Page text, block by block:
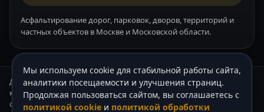
Асфальтирование дорог, парковок, дворов, территорий и
частных объектов в Москве и Московской области.
Данный интернет-сайт носит информационный характер и ни при
каких условиях не является публичной офертой, которая
определяется положениями Статьи 437 (2) Гражданского кодекса РФ.
Мы используем cookie для стабильной работы сайта,
аналитики посещаемости и улучшения страниц.
Продолжая пользоваться сайтом, вы соглашаетесь с
политикой cookie и политикой обработки